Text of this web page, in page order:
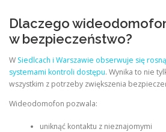
Dlaczego
w bezpieczeństwo?
W Siedlcach i Warszawie obserwuje się
systemami kontroli dostępu. Wynika to nie
wszystkim z potrzeby zwiększenia
Wideodomofon pozwala:
uniknąć kontaktu z nieznajomymi